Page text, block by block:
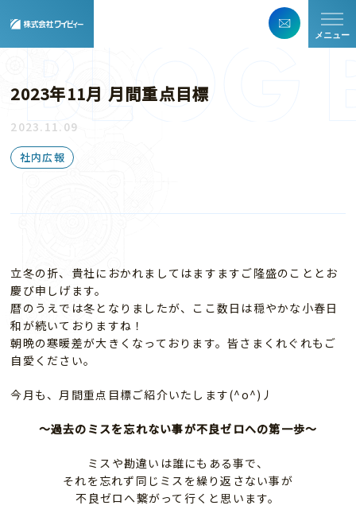
メニュー
2023年11月 月間重点目標
2023.11.09
社内広報
立冬の折、貴社におかれましてはますますご隆盛のこととお
慶び申しげます。
暦のうえでは冬となりましたが、ここ数日は穏やかな小春日
和が続いておりますね！
朝晩の寒暖差が大きくなっております。皆さまくれぐれもご
自愛ください。
今月も、月間重点目標ご紹介いたします(^o^)丿
～過去のミスを忘れない事が不良ゼロへの第一歩～
ミスや勘違いは誰にもある事で、
それを忘れず同じミスを繰り返さない事が
不良ゼロへ繋がって行くと思います。